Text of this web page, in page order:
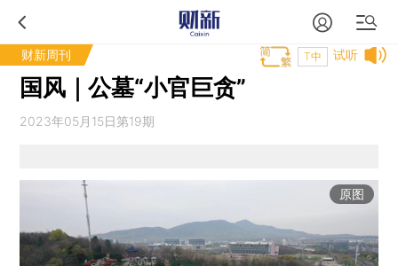
财新周刊 试听
T中
国风｜公墓“小官巨贪”
2023年05月15日第19期
原图